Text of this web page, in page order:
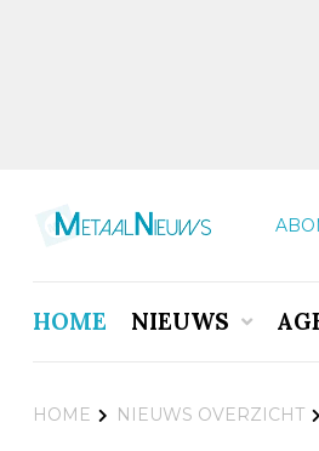
HOME NIEUWS
HOME NIEUWS OVERZICHT